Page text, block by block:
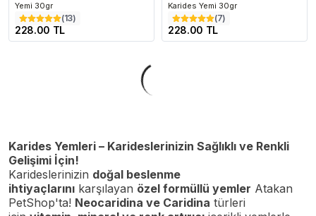
Yemi 30gr
(13)
228.00 TL
Karides Yemi 30gr
(7)
228.00 TL
Karides Yemleri – Karideslerinizin Sağlıklı ve Renkli
Gelişimi İçin!
Karideslerinizin doğal beslenme
ihtiyaçlarını karşılayan özel formüllü yemler Atakan
PetShop'ta! Neocaridina ve Caridina türleri